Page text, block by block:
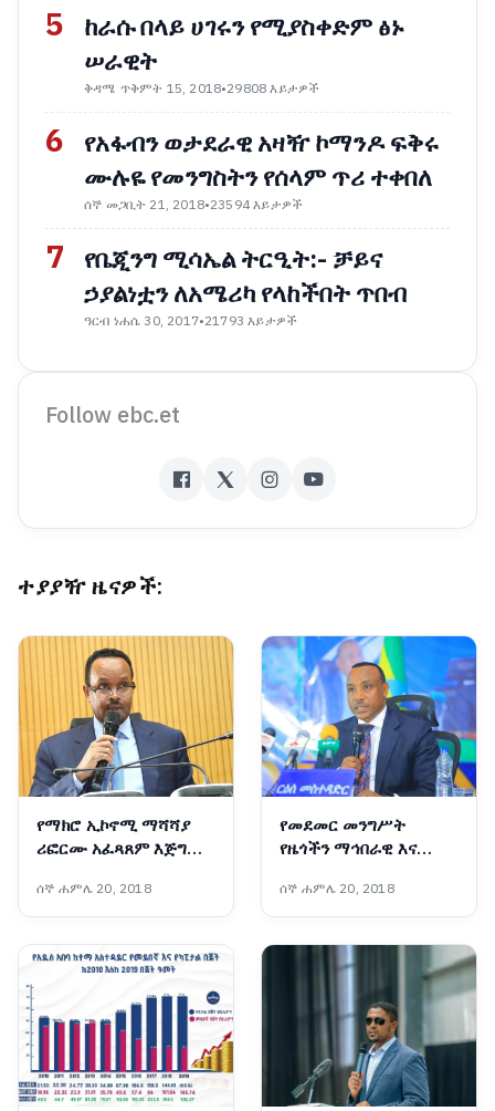
5
ከራሱ በላይ ሀገሩን የሚያስቀድም ፅኑ
ሠራዊት
ቅዳሜ ጥቅምት 15, 2018•29808 እይታዎች
6
የአፋብን ወታደራዊ አዛዥ ኮማንዶ ፍቅሩ
ሙሉዬ የመንግስትን የሰላም ጥሪ ተቀበለ
ሰኞ መጋቢት 21, 2018•23594 እይታዎች
7
የቤጂንግ ሚሳኤል ትርዒት:- ቻይና
ኃያልነቷን ለአሜሪካ የላከችበት ጥበብ
ዓርብ ነሐሴ 30, 2017•21793 እይታዎች
Follow ebc.et
ተያያዥ ዜናዎች:
የማክሮ ኢኮኖሚ ማሻሻያ
ሪፎርሙ አፈጻጸም እጅግ
ሚኒስትር አህመድ ሺዴ
ሰኞ ሐምሌ 20, 2018
የመደመር መንግሥት
የዜጎችን ማኅበራዊ እና
ያረጋገጡ ዘርፈ ብዙ የልማት
ተግባራትን አከናውኗል - ርዕሰ
መስተዳድር ኢንጂነር ነጋሽ
ዋጌሾ (ዶ/ር)
ሰኞ ሐምሌ 20, 2018